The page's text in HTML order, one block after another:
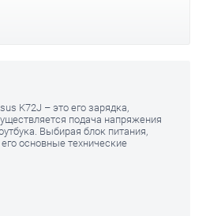
K72J – это его зарядка,
подача напряжения
Выбирая блок питания,
основные технические